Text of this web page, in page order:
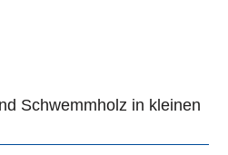
Schwemmholz in kleinen